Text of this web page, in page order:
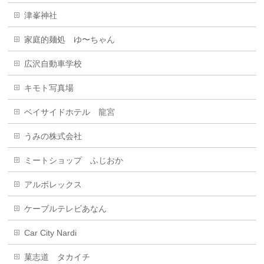
津峯神社
家庭的麺処 ゆ〜ちゃん
広沢自動車学校
キモト写真場
ベイサイドホテル 龍宮
うみの株式会社
ミートショップ ふじおか
アルボレックス
ケーブルテレビあなん
Car City Nardi
菓志道 タカイチ